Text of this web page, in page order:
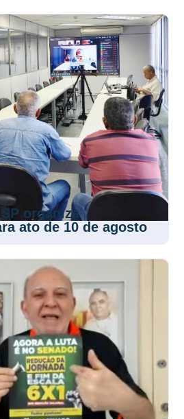
organiza
ato de 10 de agosto